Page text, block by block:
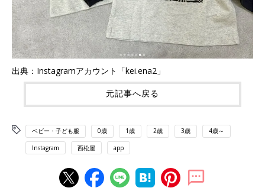
出典：Instagramアカウント「kei.ena2」
元記事へ戻る
ベビー・子ども服 0歳 1歳 2歳 3歳 4歳～
Instagram 西松屋 app